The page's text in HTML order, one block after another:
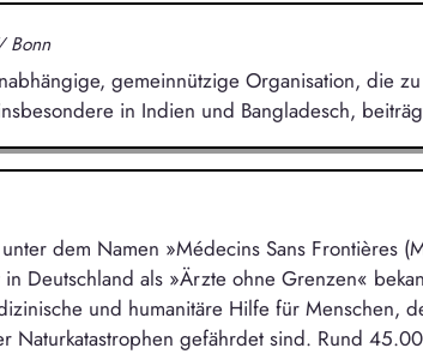
Bonn
gemeinnützige Organisation, die zu
in Indien und Bangladesch,
dem Namen »Médecins Sans Frontières
Deutschland als »Ärzte ohne Grenzen«
und humanitäre Hilfe für Menschen,
Naturkatastrophen gefährdet sind. Rund